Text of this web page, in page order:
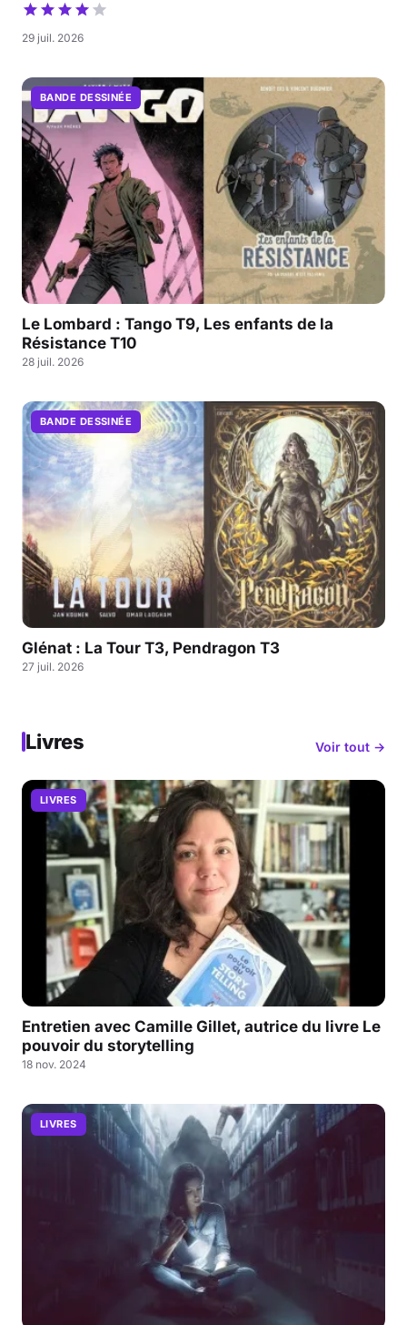
29 juil. 2026
BANDE DESSINÉE
Le Lombard : Tango T9, Les enfants de la
Résistance T10
28 juil. 2026
BANDE DESSINÉE
Glénat : La Tour T3, Pendragon T3
27 juil. 2026
Livres Voir tout →
LIVRES
Entretien avec Camille Gillet, autrice du livre Le
pouvoir du storytelling
18 nov. 2024
LIVRES